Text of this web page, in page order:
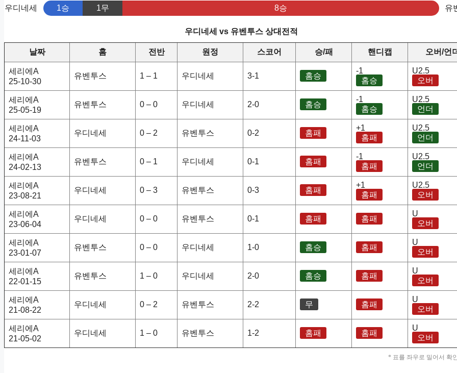
우디네세 1승 1무 8승 유
우디네세 vs 유벤투스 상대전적
날짜 홈 전반 원정 스코어 승/패 핸디캡 오버/언
세리에A
25-10-30
유벤투스 1 – 1 우디네세 3-1 홈승
-1
홈승
U2.5
오버
세리에A
25-05-19
유벤투스 0 – 0 우디네세 2-0 홈승
-1
홈승
U2.5
언더
세리에A
24-11-03
우디네세 0 – 2 유벤투스 0-2 홈패
+1
홈패
U2.5
언더
세리에A
24-02-13
유벤투스 0 – 1 우디네세 0-1 홈패
-1
홈패
U2.5
언더
세리에A
23-08-21
우디네세 0 – 3 유벤투스 0-3 홈패
+1
홈패
U2.5
오버
세리에A
23-06-04
우디네세 0 – 0 유벤투스 0-1 홈패 홈패
U
오버
세리에A
23-01-07
유벤투스 0 – 0 우디네세 1-0 홈승 홈패
U
오버
세리에A
22-01-15
유벤투스 1 – 0 우디네세 2-0 홈승 홈패
U
오버
세리에A
21-08-22
우디네세 0 – 2 유벤투스 2-2 무 홈패
U
오버
세리에A
21-05-02
우디네세 1 – 0 유벤투스 1-2 홈패 홈패
U
오버
* 표를 좌우로 밀어서 확